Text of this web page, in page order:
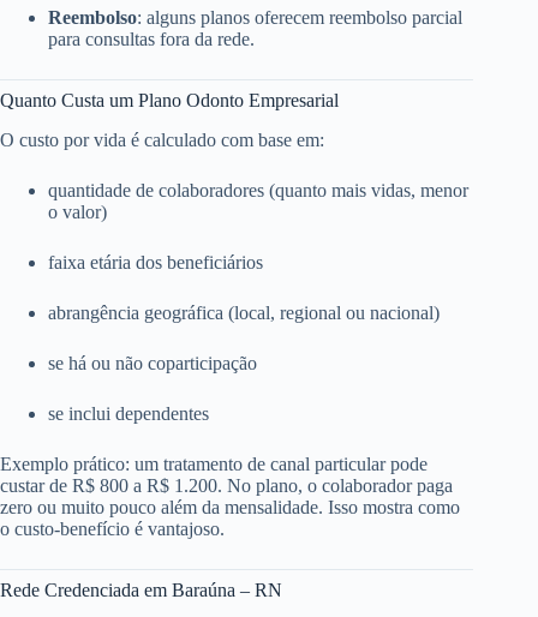
Reembolso: alguns planos oferecem reembolso parcial
para consultas fora da rede.
Quanto Custa um Plano Odonto Empresarial
O custo por vida é calculado com base em:
quantidade de colaboradores (quanto mais vidas, menor
o valor)
faixa etária dos beneficiários
abrangência geográfica (local, regional ou nacional)
se há ou não coparticipação
se inclui dependentes
Exemplo prático: um tratamento de canal particular pode
custar de R$ 800 a R$ 1.200. No plano, o colaborador paga
zero ou muito pouco além da mensalidade. Isso mostra como
o custo-benefício é vantajoso.
Rede Credenciada em Baraúna – RN